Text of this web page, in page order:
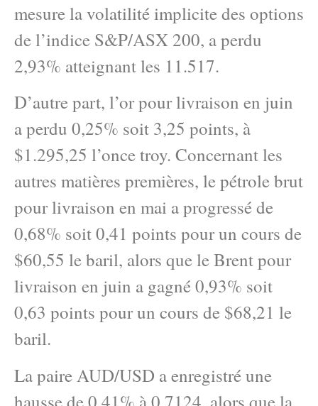
mesure la volatilité implicite des options
de l’indice S&P/ASX 200, a perdu
2,93% atteignant les 11.517.
D’autre part, l’or pour livraison en juin
a perdu 0,25% soit 3,25 points, à
$1.295,25 l’once troy. Concernant les
autres matières premières, le pétrole brut
pour livraison en mai a progressé de
0,68% soit 0,41 points pour un cours de
$60,55 le baril, alors que le Brent pour
livraison en juin a gagné 0,93% soit
0,63 points pour un cours de $68,21 le
baril.
La paire AUD/USD a enregistré une
hausse de 0,41% à 0,7124, alors que la